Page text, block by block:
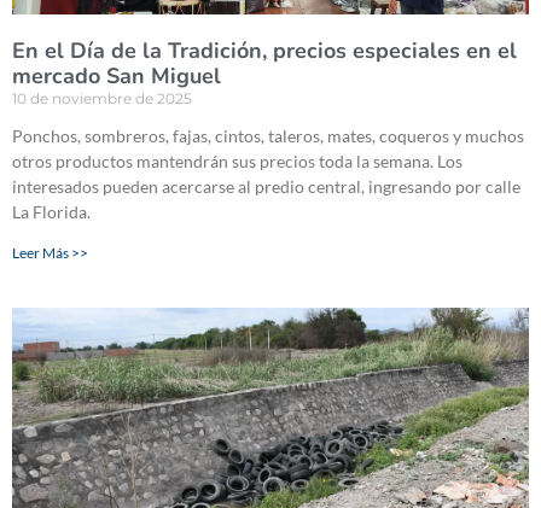
En el Día de la Tradición, precios especiales en el
mercado San Miguel
10 de noviembre de 2025
Ponchos, sombreros, fajas, cintos, taleros, mates, coqueros y muchos
otros productos mantendrán sus precios toda la semana. Los
interesados pueden acercarse al predio central, ingresando por calle
La Florida.
Leer Más >>